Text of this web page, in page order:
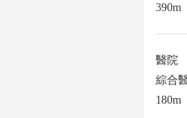
390m
醫院
綜合
180m